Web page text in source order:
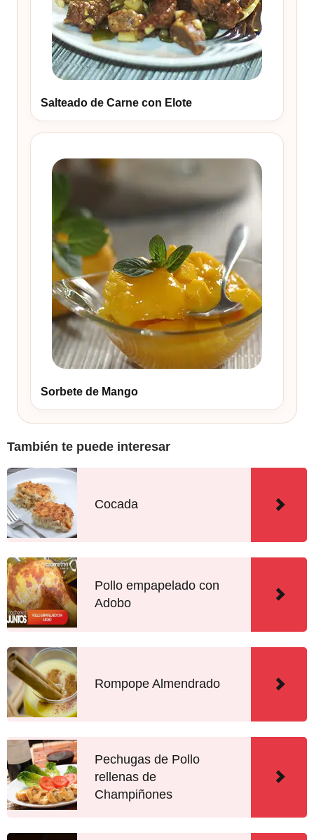
Salteado de Carne con Elote
Sorbete de Mango
También te puede interesar
Cocada
Pollo empapelado con
Adobo
Rompope Almendrado
Pechugas de Pollo
rellenas de
Champiñones